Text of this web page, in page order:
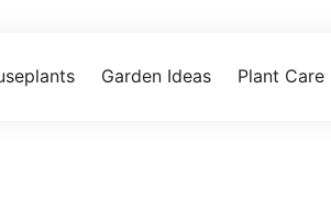
Garden Ideas Plant Care